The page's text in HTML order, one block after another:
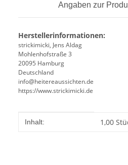
Angaben zur
Herstellerinformationen:
strickimicki, Jens Aldag
Mohlenhofstraße 3
20095 Hamburg
Deutschland
info@heitereaussichten.de
https://www.strickimicki.de
Produkteigenschaft
Wert
Inhalt: 1,00